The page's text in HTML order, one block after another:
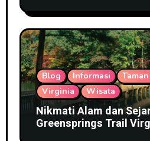
Blog Informasi
Virginia
Wisata
Nikmati Alam dan
Greensprings Trail